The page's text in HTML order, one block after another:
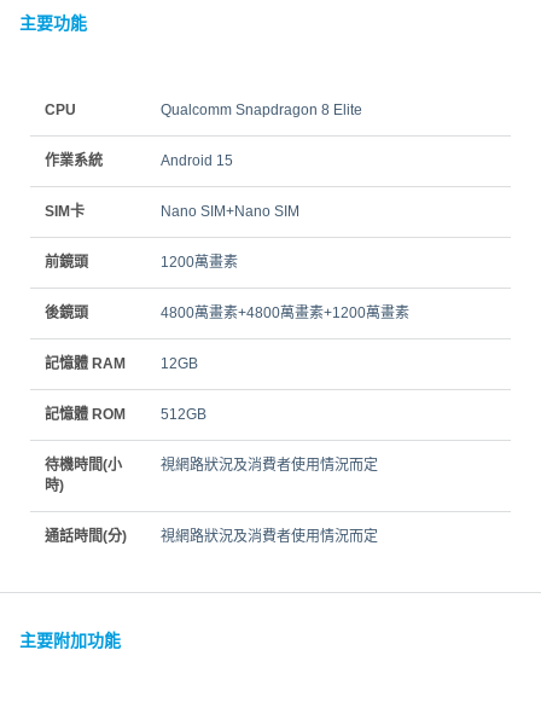
主要功能
CPU Qualcomm Snapdragon 8 Elite
作業系統 Android 15
SIM卡 Nano SIM+Nano SIM
前鏡頭 1200萬畫素
後鏡頭 4800萬畫素+4800萬畫素+1200萬畫素
記憶體 RAM 12GB
記憶體 ROM 512GB
待機時間(小
時)
視網路狀況及消費者使用情況而定
通話時間(分) 視網路狀況及消費者使用情況而定
主要附加功能